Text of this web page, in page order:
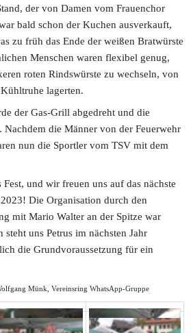
der von Damen vom Frauenchor
bald schon der Kuchen ausverkauft,
zu früh das Ende der weißen Bratwürste
Menschen waren flexibel genug,
roten Rindswürste zu wechseln, von
lagerten.
der Gas-Grill abgedreht und die
Nachdem die Männer von der Feuerwehr
nun die Sportler vom TSV mit dem
Fest, und wir freuen uns auf das nächste
Die Organisation durch den
mit Mario Walter an der Spitze war
uns Petrus im nächsten Jahr
die Grundvoraussetzung für ein
Münk, Vereinsring WhatsApp-Gruppe